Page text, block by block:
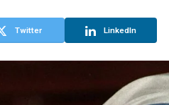
Twitter LinkedIn